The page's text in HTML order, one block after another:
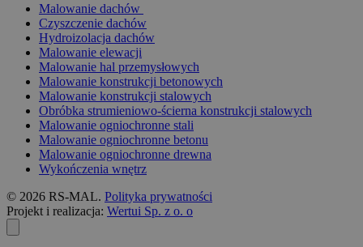
Malowanie dachów
Czyszczenie dachów
Hydroizolacja dachów
Malowanie elewacji
Malowanie hal przemysłowych
Malowanie konstrukcji betonowych
Malowanie konstrukcji stalowych
Obróbka strumieniowo-ścierna konstrukcji stalowych
Malowanie ogniochronne stali
Malowanie ogniochronne betonu
Malowanie ogniochronne drewna
Wykończenia wnętrz
© 2026 RS-MAL. Polityka prywatności
Projekt i realizacja: Wertui Sp. z o. o